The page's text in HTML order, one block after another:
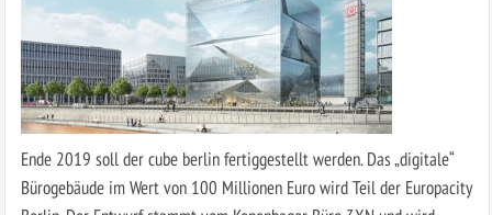
Ende 2019 soll der cube berlin fertiggestellt werden. Das „digitale“
Bürogebäude im Wert von 100 Millionen Euro wird Teil der Europacity